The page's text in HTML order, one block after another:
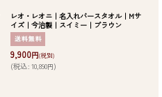
レオ・レオニ｜名入れバースタオル｜Mサ
イズ｜今治製｜スイミー｜ブラウン
9,900円(税別)
(税込: 10,890円)